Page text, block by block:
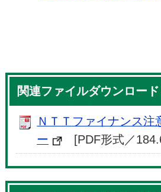
関連ファイルダウンロード
ＮＴＴファイナンス注
ー
[PDF形式／